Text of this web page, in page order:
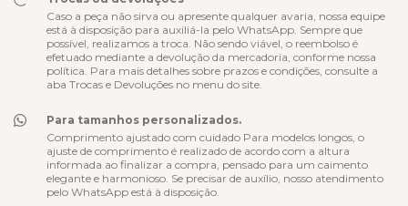
Caso a peça não sirva ou apresente qualquer avaria, nossa equipe
está à disposição para auxiliá-la pelo WhatsApp. Sempre que
possível, realizamos a troca. Não sendo viável, o reembolso é
efetuado mediante a devolução da mercadoria, conforme nossa
política. Para mais detalhes sobre prazos e condições, consulte a
aba Trocas e Devoluções no menu do site.
Para tamanhos personalizados.
Comprimento ajustado com cuidado Para modelos longos, o
ajuste de comprimento é realizado de acordo com a altura
informada ao finalizar a compra, pensado para um caimento
elegante e harmonioso. Se precisar de auxílio, nosso atendimento
pelo WhatsApp está à disposição.